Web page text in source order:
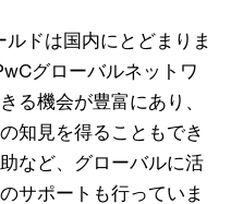
ドは国内にとどまりま
グローバルネットワ
る機会が豊富にあり、
知見を得ることもでき
など、グローバルに活
サポートも行っていま